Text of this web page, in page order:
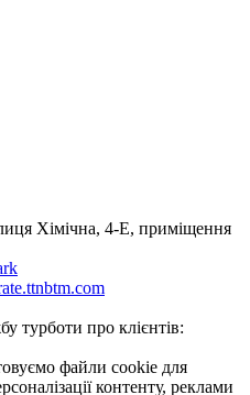
Хімічна, 4-Е, приміщення
турботи про клієнтів:
файли cookie для
контенту, реклами